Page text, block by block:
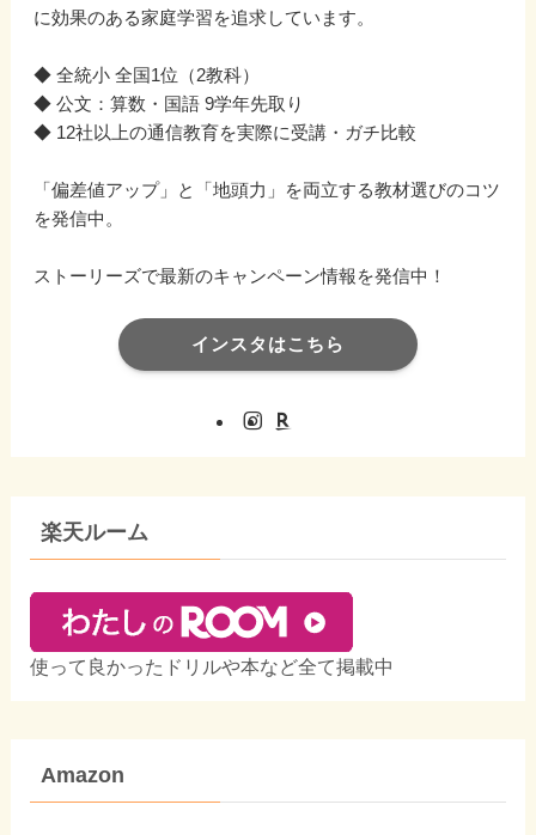
に効果のある家庭学習を追求しています。
◆ 全統小 全国1位（2教科）
◆ 公文：算数・国語 9学年先取り
◆ 12社以上の通信教育を実際に受講・ガチ比較
「偏差値アップ」と「地頭力」を両立する教材選びのコツ
を発信中。
ストーリーズで最新のキャンペーン情報を発信中！
インスタはこちら
楽天ルーム
使って良かったドリルや本など全て掲載中
Amazon